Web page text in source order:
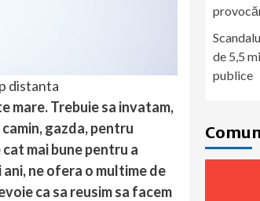
distanta
Trebuie sa invatam,
gazda, pentru
mai bune pentru a
ne ofera o multime de
ca sa reusim sa facem
de 5,5
publice